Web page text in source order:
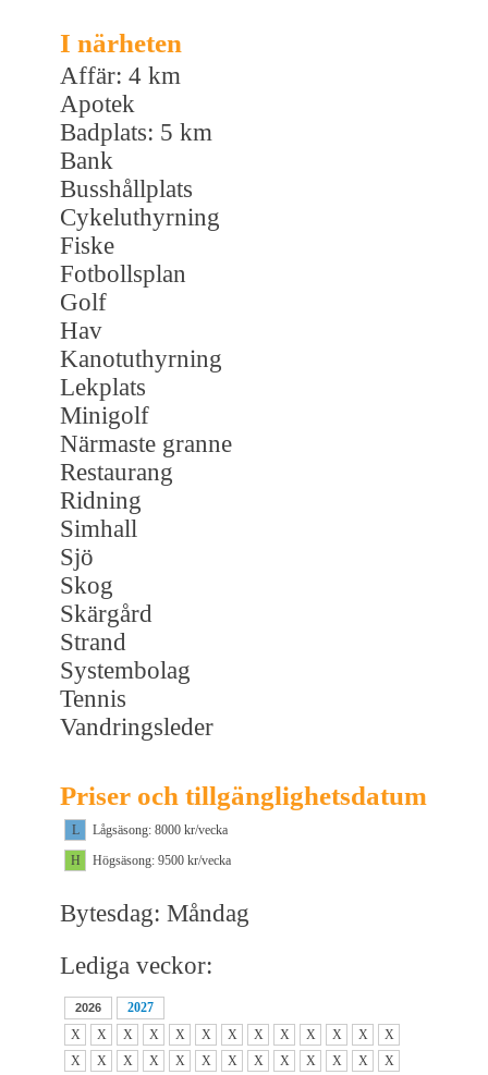
I närheten
Affär: 4 km
Apotek
Badplats: 5 km
Bank
Busshållplats
Cykeluthyrning
Fiske
Fotbollsplan
Golf
Hav
Kanotuthyrning
Lekplats
Minigolf
Närmaste granne
Restaurang
Ridning
Simhall
Sjö
Skog
Skärgård
Strand
Systembolag
Tennis
Vandringsleder
Priser och tillgänglighetsdatum
L
Lågsäsong: 8000 kr/vecka
H
Högsäsong: 9500 kr/vecka
Bytesdag: Måndag
Lediga veckor:
2026
2027
X
X X X X X X X X X X X
X
X
X X X X X X X X X X X X